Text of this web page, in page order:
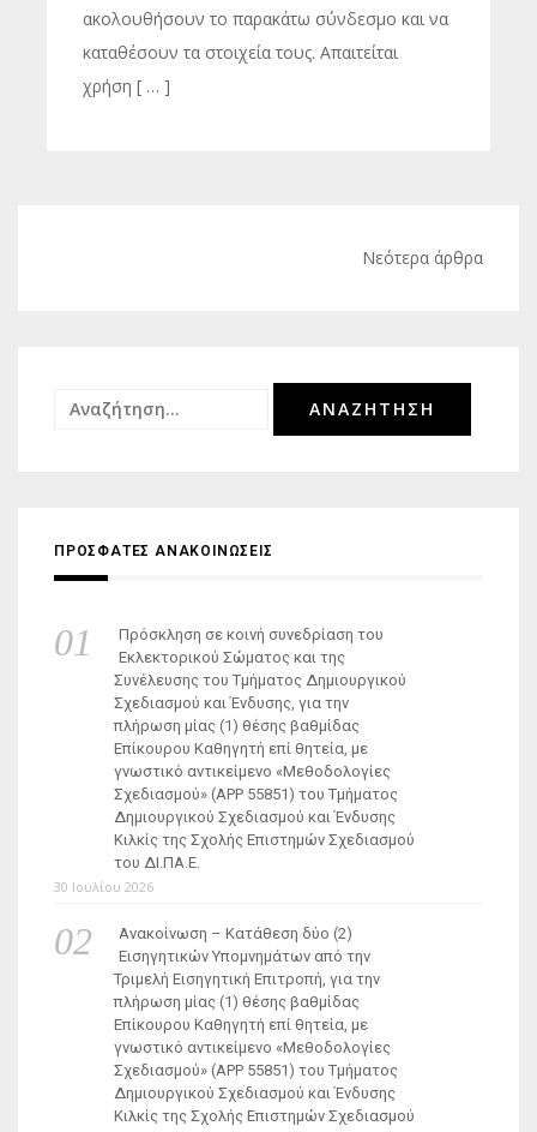
ακολουθήσουν το παρακάτω σύνδεσμο και να
καταθέσουν τα στοιχεία τους. Απαιτείται
χρήση [ … ]
Νεότερα άρθρα
Αναζήτηση
ΠΡΟΣΦΑΤΕΣ ΑΝΑΚΟΙΝΩΣΕΙΣ
Πρόσκληση σε κοινή συνεδρίαση του
Εκλεκτορικού Σώματος και της
Συνέλευσης του Τμήματος Δημιουργικού
Σχεδιασμού και Ένδυσης, για την
πλήρωση μίας (1) θέσης βαθμίδας
Επίκουρου Καθηγητή επί θητεία, με
γνωστικό αντικείμενο «Μεθοδολογίες
Σχεδιασμού» (ΑΡΡ 55851) του Τμήματος
Δημιουργικού Σχεδιασμού και Ένδυσης
Κιλκίς της Σχολής Επιστημών Σχεδιασμού
του ΔΙ.ΠΑ.Ε.
30 Ιουλίου 2026
Ανακοίνωση – Κατάθεση δύο (2)
Εισηγητικών Υπομνημάτων από την
Τριμελή Εισηγητική Επιτροπή, για την
πλήρωση μίας (1) θέσης βαθμίδας
Επίκουρου Καθηγητή επί θητεία, με
γνωστικό αντικείμενο «Μεθοδολογίες
Σχεδιασμού» (ΑΡΡ 55851) του Τμήματος
Δημιουργικού Σχεδιασμού και Ένδυσης
Κιλκίς της Σχολής Επιστημών Σχεδιασμού